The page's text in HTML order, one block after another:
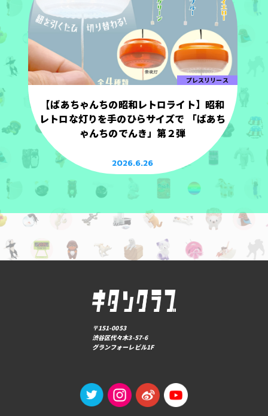
プレスリリース
【ばあちゃんちの昭和レトロライト】昭和
レトロな灯りを手のひらサイズで 「ばあち
ゃんちのでんき」第２弾
2026.6.26
〒151-0053
渋谷区代々木3-57-6
グランフォーレビル1F